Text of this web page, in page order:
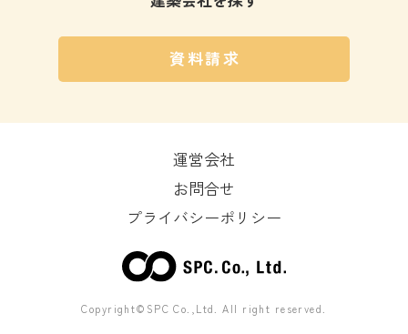
資料請求
運営会社
お問合せ
プライバシーポリシー
Copyright©SPC Co.,Ltd. All right reserved.